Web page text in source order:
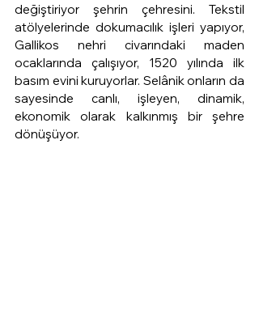
değiştiriyor şehrin çehresini. Tekstil
atölyelerinde dokumacılık işleri yapıyor,
Gallikos nehri civarındaki maden
ocaklarında çalışıyor, 1520 yılında ilk
basım evini kuruyorlar. Selânik onların da
sayesinde canlı, işleyen, dinamik,
ekonomik olarak kalkınmış bir şehre
dönüşüyor.